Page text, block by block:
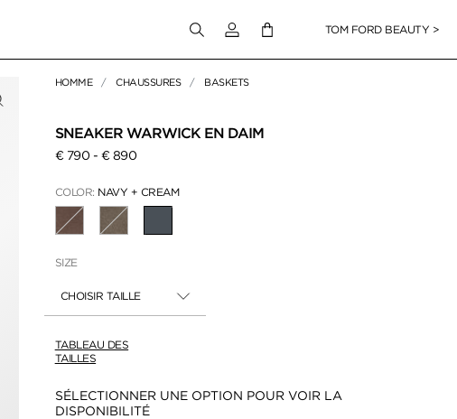
Connectez-vous à votre compte
TOM FORD BEAUTY >
HOMME CHAUSSURES BASKETS
SNEAKER WARWICK EN DAIM
€ 790 - € 890
COLOR: NAVY + CREAM
SIZE
CHOISIR TAILLE
TABLEAU DES
TAILLES
Disponibilité:
SÉLECTIONNER UNE OPTION POUR VOIR LA
DISPONIBILITÉ